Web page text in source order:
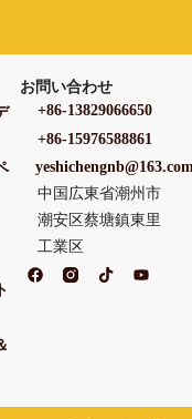
お問い合わせ
+86-13829066650
+86-15976588861
中国広東省潮州市
潮安区蔡塘鎮東里
工業区
フ
ェ
テ
ィ
o